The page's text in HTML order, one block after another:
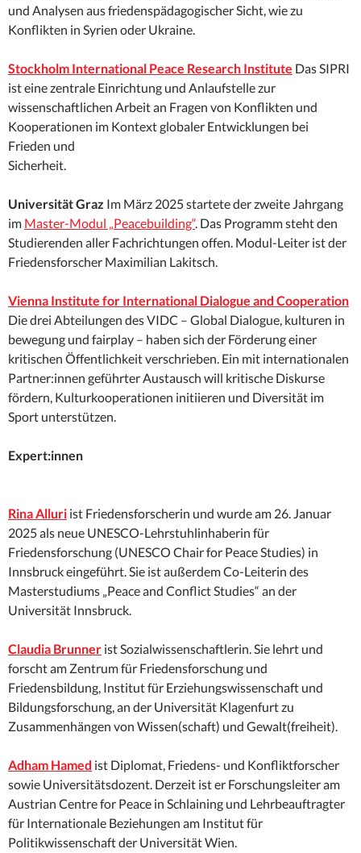
und Analysen aus friedenspädagogischer Sicht, wie zu
Konflikten in Syrien oder Ukraine.
Stockholm International Peace Research Institute Das SIPRI
ist eine zentrale Einrichtung und Anlaufstelle zur
wissenschaftlichen Arbeit an Fragen von Konflikten und
Kooperationen im Kontext globaler Entwicklungen bei
Frieden und
Sicherheit.
Universität Graz Im März 2025 startete der zweite Jahrgang
im Master-Modul „Peacebuilding“. Das Programm steht den
Studierenden aller Fachrichtungen offen. Modul-Leiter ist der
Friedensforscher Maximilian Lakitsch.
Vienna Institute for International Dialogue and Cooperation
Die drei Abteilungen des VIDC – Global Dialogue, kulturen in
bewegung und fairplay – haben sich der Förderung einer
kritischen Öffentlichkeit verschrieben. Ein mit internationalen
Partner:innen geführter Austausch will kritische Diskurse
fördern, Kulturkooperationen initiieren und Diversität im
Sport unterstützen.
Expert:innen
Rina Alluri ist Friedensforscherin und wurde am 26. Januar
2025 als neue UNESCO-Lehrstuhlinhaberin für
Friedensforschung (UNESCO Chair for Peace Studies) in
Innsbruck eingeführt. Sie ist außerdem Co-Leiterin des
Masterstudiums „Peace and Conflict Studies“ an der
Universität Innsbruck.
Claudia Brunner ist Sozialwissenschaftlerin. Sie lehrt und
forscht am Zentrum für Friedensforschung und
Friedensbildung, Institut für Erziehungswissenschaft und
Bildungsforschung, an der Universität Klagenfurt zu
Zusammenhängen von Wissen(schaft) und Gewalt(freiheit).
Adham Hamed ist Diplomat, Friedens- und Konfliktforscher
sowie Universitätsdozent. Derzeit ist er Forschungsleiter am
Austrian Centre for Peace in Schlaining und Lehrbeauftragter
für Internationale Beziehungen am Institut für
Politikwissenschaft der Universität Wien.